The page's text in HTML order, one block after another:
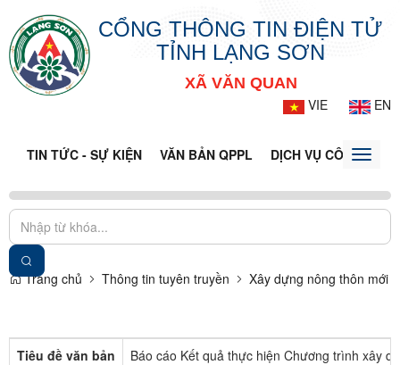
CỔNG THÔNG TIN ĐIỆN TỬ
TỈNH LẠNG SƠN
XÃ VĂN QUAN
VIE
EN
TIN TỨC - SỰ KIỆN VĂN BẢN QPPL DỊCH VỤ CÔNGToggle
Trang chủ Thông tin tuyên truyền Xây dựng nông thôn mới
Tiêu đề văn bản
Báo cáo Kết quả thực hiện Chương trình xây